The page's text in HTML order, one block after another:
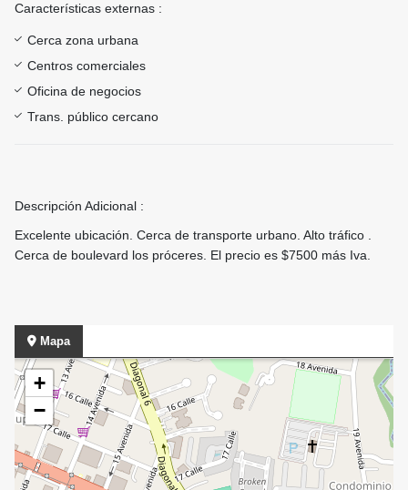
Características externas :
Cerca zona urbana
Centros comerciales
Oficina de negocios
Trans. público cercano
Descripción Adicional :
Excelente ubicación. Cerca de transporte urbano. Alto tráfico .
Cerca de boulevard los próceres. El precio es $7500 más Iva.
Mapa
+
−